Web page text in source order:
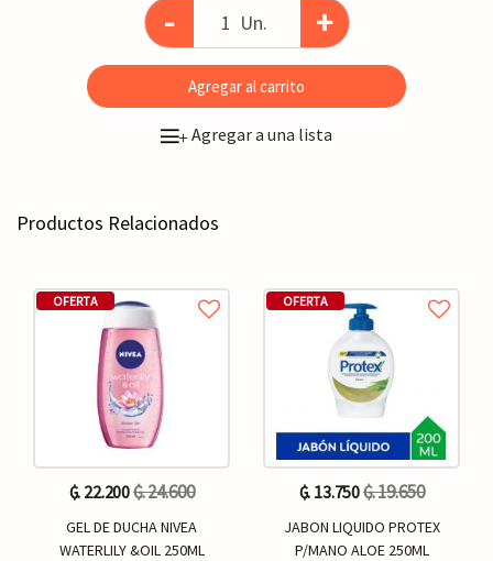
- Un. +
Agregar al carrito
+Agregar a una lista
Productos Relacionados
OFERTA
₲. 22.200₲. 24.600
GEL DE DUCHA NIVEA
WATERLILY &OIL 250ML
OFERTA
₲. 13.750₲. 19.650
JABON LIQUIDO PROTEX
P/MANO ALOE 250ML